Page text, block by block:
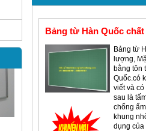
Bảng từ Hàn Quốc
Bảng từ
lượng,
bằng tôn
Quốc.có
viết và
sau là
chống
khung
dụng